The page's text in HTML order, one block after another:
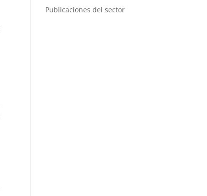
Publicaciones del sector